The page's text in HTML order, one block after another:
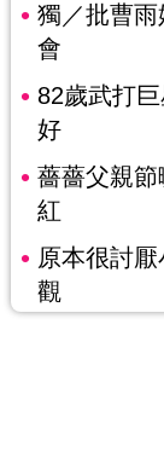
獨／批曹
會
82歲武打
好
薔薔父親
紅
原本很討
觀